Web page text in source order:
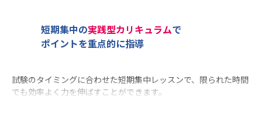
短期集中の実践型カリキュラムで
ポイントを重点的に指導
試験のタイミングに合わせた短期集中レッスンで、限られた時間
でも効率よく力を伸ばすことができます。